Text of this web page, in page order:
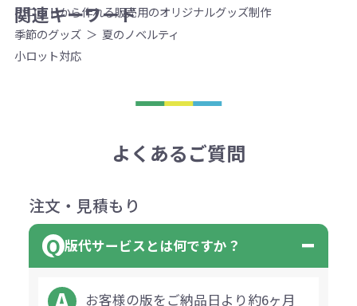
小ロットから作れる販売用のオリジナルグッズ制作
季節のグッズ
夏のノベルティ
関連キーワード
小ロット対応
よくあるご質問
注文・見積もり
版代サービスとは何ですか？
お客様の版をご納品日より約6ヶ月